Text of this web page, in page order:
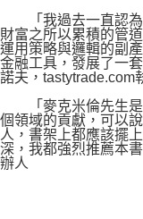
「我過去一直認為
財富之所以累積的管
運用策略與邏輯的副
金融工具，發展了一
諾夫，tastytrade.com
「麥克米倫先生是
個領域的貢獻，可以
人，書架上都應該擺
深，我都強烈推薦本
辦人